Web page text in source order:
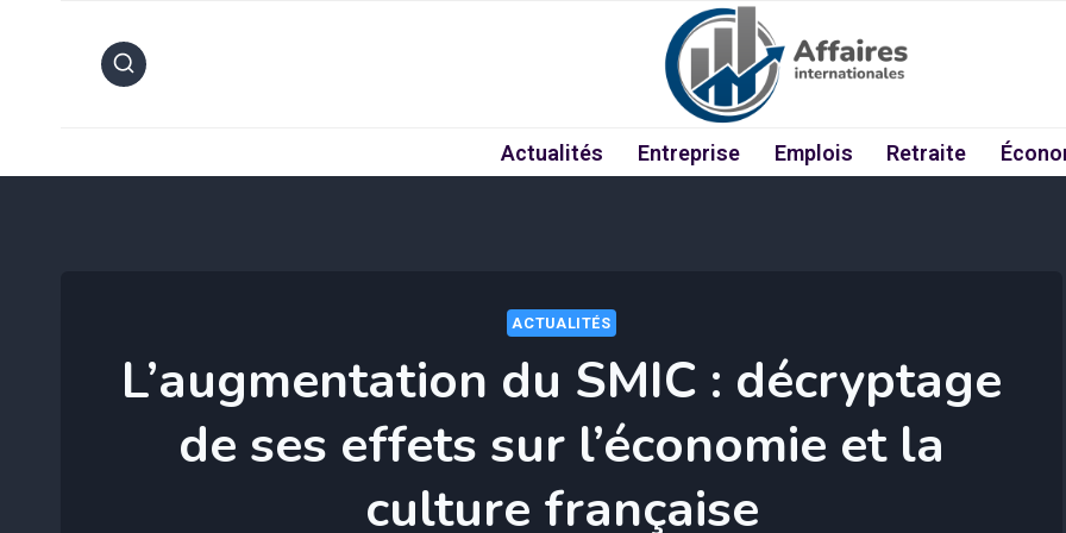
Actualités Entreprise Emplois Retraite
ACTUALITÉS
L’augmentation du SMIC : décryptage
de ses effets sur l’économie et la
culture française